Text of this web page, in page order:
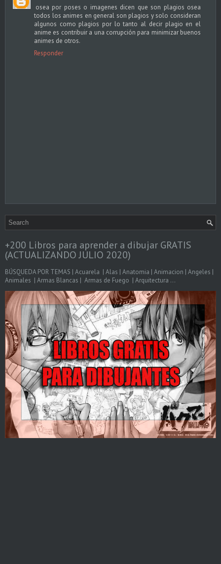
osea por poses o imagenes dicen que son plagios osea
todos los animes en general son plagios y solo consideran
algunos como plagios por lo tanto al decir plagio en el
anime es contribuir a una corrupción para minimizar buenos
animes de otros.
Responder
+200 Libros para aprender a dibujar GRATIS
(ACTUALIZANDO JULIO 2020)
BÚSQUEDA POR TEMAS | Acuarela | Alas | Anatomia | Animacion | Angeles |
Animales | Armas Blancas | Armas de Fuego | Arquitectura ...